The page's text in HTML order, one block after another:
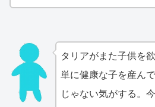
タリアがまた子供を
単に健康な子を産ん
じゃない気がする。